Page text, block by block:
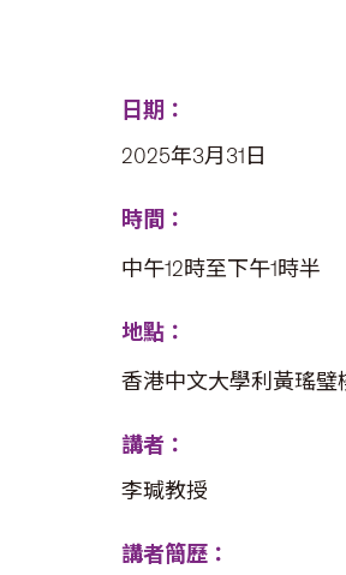
日期：
2025年3月31日
時間：
中午12時至下午1時半
地點：
香港中文大學利黃瑤璧
講者：
李瑊教授
講者簡歷：